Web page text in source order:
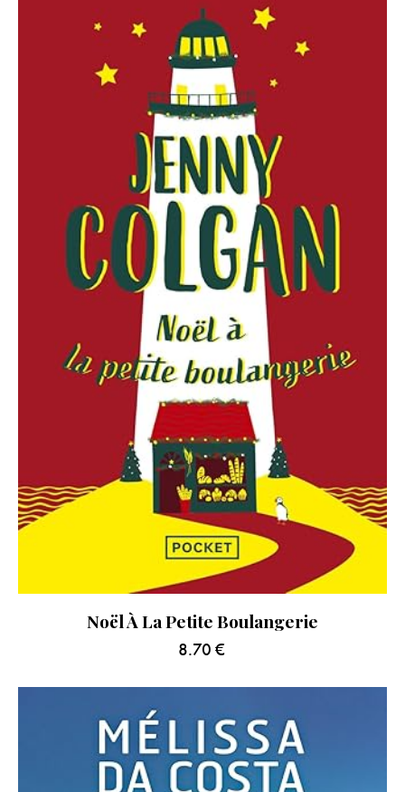
Noël À La Petite Boulangerie
8.70 €